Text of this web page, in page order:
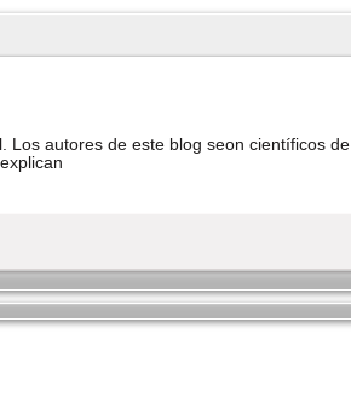
Los autores de este blog seon cientí­ficos de